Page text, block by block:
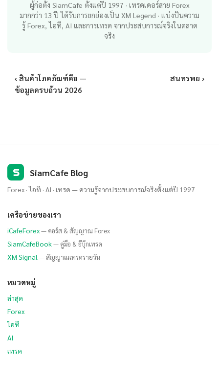
ผู้ก่อตั้ง SiamCafe ตั้งแต่ปี 1997 · เทรดเดอร์สาย Forex
มากกว่า 13 ปี ได้รับการยกย่องเป็น XM Legend · แบ่งปันความ
รู้ Forex, ไอที, AI และการเทรด จากประสบการณ์จริงในตลาด
จริง
‹ สินค้าโภคภัณฑ์คือ —
ข้อมูลครบถ้วน 2026
สนทรพย ›
S SiamCafe Blog
Forex · ไอที · AI · เทรด — ความรู้จากประสบการณ์จริงตั้งแต่ปี 1997
เครือข่ายของเรา
iCafeForex— คอร์ส & สัญญาณ Forex
SiamCafeBook— คู่มือ & อีบุ๊กเทรด
XM Signal — สัญญาณเทรดรายวัน
หมวดหมู่
ล่าสุด
Forex
ไอที
AI
เทรด